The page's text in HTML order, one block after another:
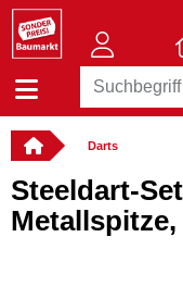
Darts
Steeldart-